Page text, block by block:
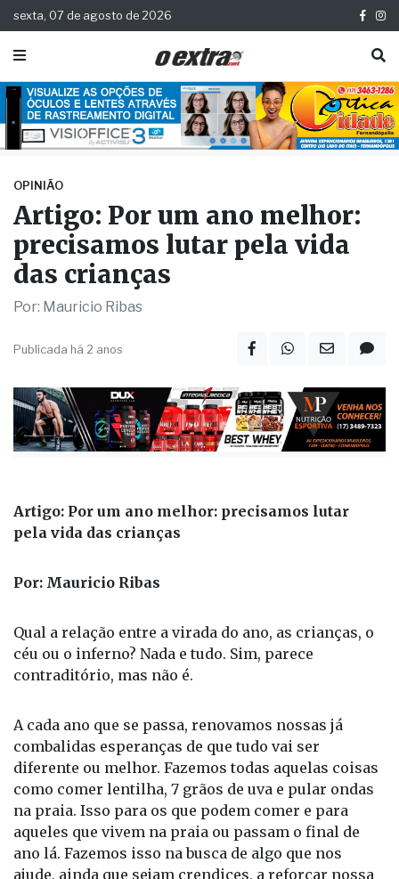
sexta, 07 de agosto de 2026
OPINIÃO
Artigo: Por um ano melhor:
precisamos lutar pela vida
das crianças
Por: Mauricio Ribas
Publicada há 2 anos
Artigo: Por um ano melhor: precisamos lutar
pela vida das crianças
Por: Mauricio Ribas
Qual a relação entre a virada do ano, as crianças, o
céu ou o inferno? Nada e tudo. Sim, parece
contraditório, mas não é.
A cada ano que se passa, renovamos nossas já
combalidas esperanças de que tudo vai ser
diferente ou melhor. Fazemos todas aquelas coisas
como comer lentilha, 7 grãos de uva e pular ondas
na praia. Isso para os que podem comer e para
aqueles que vivem na praia ou passam o final de
ano lá. Fazemos isso na busca de algo que nos
ajude, ainda que sejam crendices, a reforçar nossa